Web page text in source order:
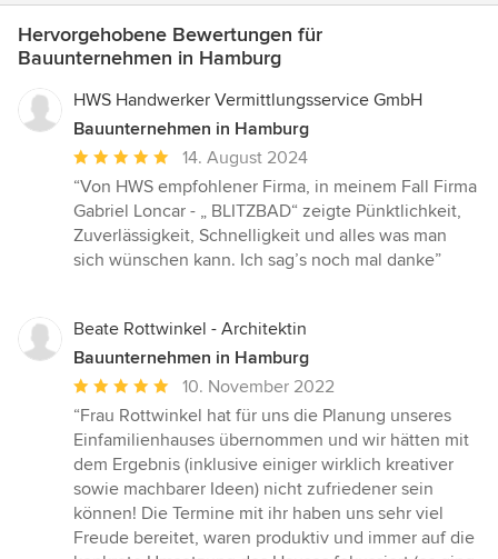
Hervorgehobene Bewertungen für
Bauunternehmen in Hamburg
HWS Handwerker Vermittlungsservice GmbH
Bauunternehmen in Hamburg
Durchschnittliche
Bewertung:
5
von
5
14. August 2024
“Von HWS empfohlener Firma, in meinem Fall Firma
Gabriel Loncar - „ BLITZBAD“ zeigte Pünktlichkeit,
Zuverlässigkeit, Schnelligkeit und alles was man
sich wünschen kann. Ich sag’s noch mal danke”
Beate Rottwinkel - Architektin
Bauunternehmen in Hamburg
Durchschnittliche
Bewertung:
5
von
5
Sternen
10. November 2022
“Frau Rottwinkel hat für uns die Planung unseres
Einfamilienhauses übernommen und wir hätten mit
dem Ergebnis (inklusive einiger wirklich kreativer
sowie machbarer Ideen) nicht zufriedener sein
können! Die Termine mit ihr haben uns sehr viel
Freude bereitet, waren produktiv und immer auf die